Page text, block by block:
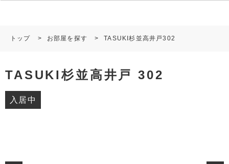
トップ > お部屋を探す > TASUKI杉並高井戸302
TASUKI杉並高井戸 302
入居中